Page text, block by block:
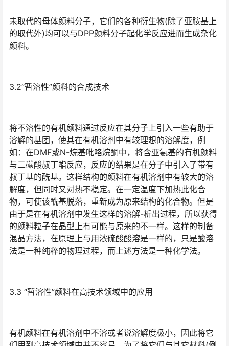
未取代的母体颜料分子，它们的各种衍生物(除了亚胺基上
的取代外)均可以与DPP颜料分子起化学反应进而生成杂化
颜料。
3.2“暂溶性”颜料的合成技术
将不溶性的有机颜料通过反应在其分子上引入一些有助于
溶解的基团，使其在有机溶剂中有较理想的溶解度，例
如：在DMF或N-烷基吡咯烷酮中，将含亚氨基的有机颜料
与二碳酸叔丁酯反应，反应的结果是在分子中引入了带有
叔丁基的酰基。这样结构的颜料在有机溶剂中有较大的溶
解度，但同时又对热不稳定。在一定温度下加热此化合
物，可使该酰基脱落，重新成为原来结构的化合物。但是
由于是在有机溶剂中发生这样的溶解-析出过程，所以获得
的颜料粒子在晶型上有可能与原来的不一样。这样的制备
混晶方法，在原理上与用浓硫酸酸溶是一样的，只是酸溶
法是一种纯粹的物理过程，而上述方法是一种化学法。
3.3 “暂溶性”颜料在高技术领域中的应用
有机颜料在有机溶剂中不溶或者说溶解度极小，因此将它